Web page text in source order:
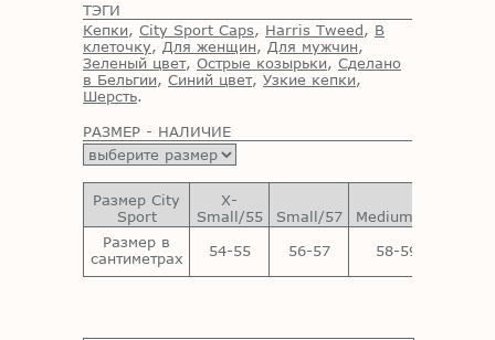
ТЭГИ
Кепки, City Sport Caps, Harris Tweed, В
клеточку, Для женщин, Для мужчин,
Зеленый цвет, Острые козырьки, Сделано
в Бельгии, Синий цвет, Узкие кепки,
Шерсть.
РАЗМЕР - НАЛИЧИЕ
Размер City
Sport
X-
Small/55
Small/57 Medium/59
Размер в
сантиметрах
54-55 56-57 58-59